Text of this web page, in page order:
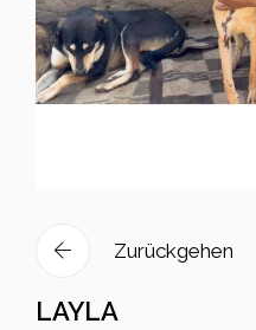
Zurückgehen
LAYLA